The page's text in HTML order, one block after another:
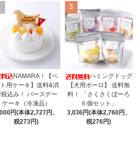
NAMARA！【ペ
用ケーキ】送料&消
税込み！ バースデー
ケーキ（冷凍品）
円(本体2,727円、
税273円)
3
ハミングドッグ
【犬用ボーロ】 送料無
料！ 「さくさくぼーろ
６個セット」
3,036円(本体2,760円、
税276円)